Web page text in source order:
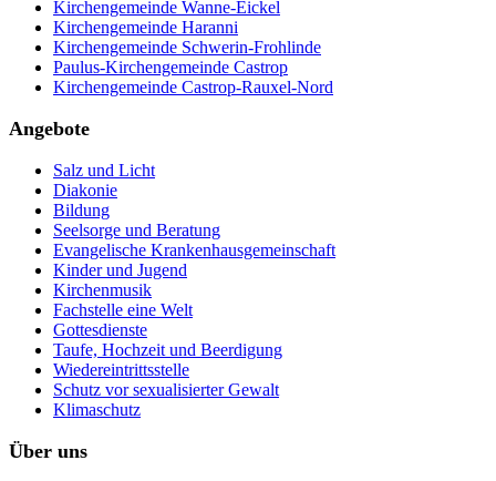
Kirchengemeinde Wanne-Eickel
Kirchengemeinde Haranni
Kirchengemeinde Schwerin-Frohlinde
Paulus-Kirchengemeinde Castrop
Kirchengemeinde Castrop-Rauxel-Nord
Angebote
Salz und Licht
Diakonie
Bildung
Seelsorge und Beratung
Evangelische Krankenhausgemeinschaft
Kinder und Jugend
Kirchenmusik
Fachstelle eine Welt
Gottesdienste
Taufe, Hochzeit und Beerdigung
Wiedereintrittsstelle
Schutz vor sexualisierter Gewalt
Klimaschutz
Über uns